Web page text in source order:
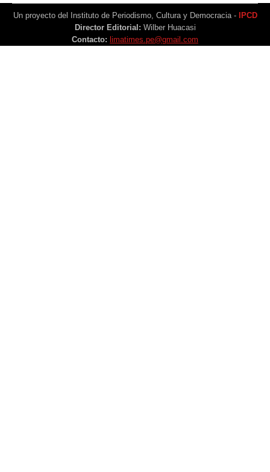
Un proyecto del Instituto de Periodismo, Cultura y Democracia - IPCD
Director Editorial: Wilber Huacasi
Contacto: limatimes.pe@gmail.com